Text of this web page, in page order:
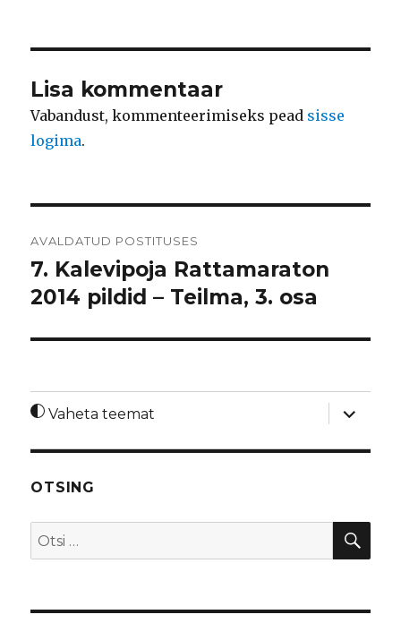
Lisa kommentaar
Vabandust, kommenteerimiseks pead sisse
logima.
AVALDATUD POSTITUSES
7. Kalevipoja Rattamaraton
2014 pildid – Teilma, 3. osa
Vaheta teemat
laienda
OTSING
Otsi: